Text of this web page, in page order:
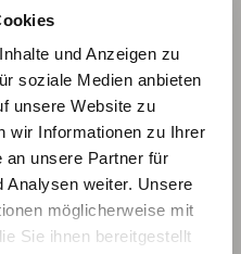
und Anzeigen zu
soziale Medien anbieten
unsere Website zu
wir Informationen zu Ihrer
an unsere Partner für
Analysen weiter. Unsere
möglicherweise mit
Sie ihnen bereitgestellt
und süßes Erlebnis.
Flieder duftende
samtige Strukturen
und süßen Kirschen
Wein mit